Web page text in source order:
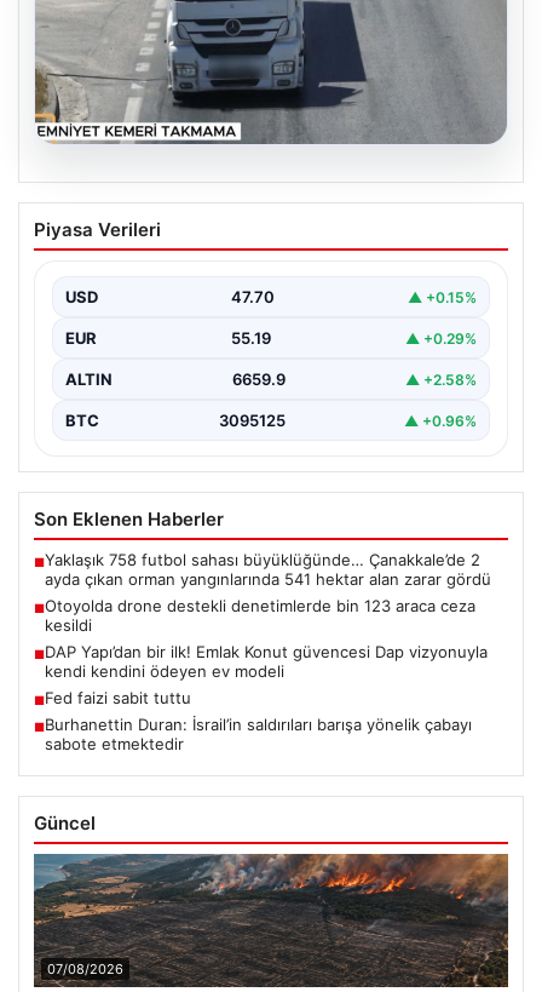
06.08.2026
Otoyolda drone destekli denetimlerde
bin 123 araca ceza kesildi
sürdürdüğü drone destekli otoyol denetimlerinde
yoğun bir kontrol…
Piyasa Verileri
USD 47.70 ▲ +0.15%
EUR 55.19 ▲ +0.29%
ALTIN 6659.9 ▲ +2.58%
BTC 3095125 ▲ +0.96%
Son Eklenen Haberler
■Yaklaşık 758 futbol sahası büyüklüğünde… Çanakkale’de 2
ayda çıkan orman yangınlarında 541 hektar alan zarar gördü
■Otoyolda drone destekli denetimlerde bin 123 araca ceza
kesildi
■DAP Yapı’dan bir ilk! Emlak Konut güvencesi Dap vizyonuyla
kendi kendini ödeyen ev modeli
■Fed faizi sabit tuttu
■Burhanettin Duran: İsrail’in saldırıları barışa yönelik çabayı
sabote etmektedir
Güncel
07/08/2026